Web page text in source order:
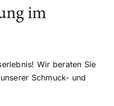
im
Wir beraten Sie
Schmuck- und